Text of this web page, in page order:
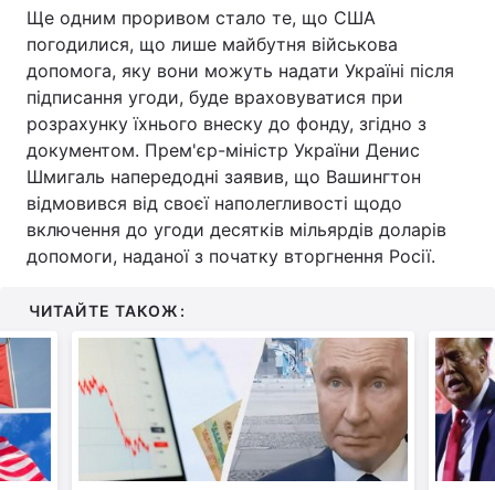
Ще одним проривом стало те, що США
погодилися, що лише майбутня військова
допомога, яку вони можуть надати Україні після
підписання угоди, буде враховуватися при
розрахунку їхнього внеску до фонду, згідно з
документом. Прем'єр-міністр України Денис
Шмигаль напередодні заявив, що Вашингтон
відмовився від своєї наполегливості щодо
включення до угоди десятків мільярдів доларів
допомоги, наданої з початку вторгнення Росії.
ЧИТАЙТЕ ТАКОЖ: